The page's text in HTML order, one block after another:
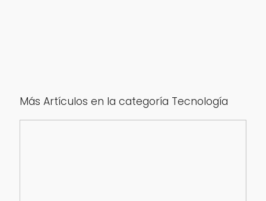
Más Artículos en la categoría Tecnología